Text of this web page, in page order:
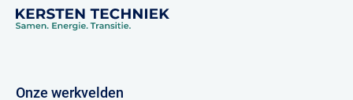
Onze werkvelden